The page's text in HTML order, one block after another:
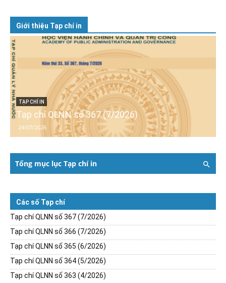
Giới thiệu Tạp chí in
TẠP CHÍ IN
Tạp chí QLNN số 367 (7/2026)
24/07/2026
Tổng mục lục Tạp chí in
Các số Tạp chí
Tạp chí QLNN số 367 (7/2026)
Tạp chí QLNN số 366 (7/2026)
Tạp chí QLNN số 365 (6/2026)
Tạp chí QLNN số 364 (5/2026)
Tạp chí QLNN số 363 (4/2026)